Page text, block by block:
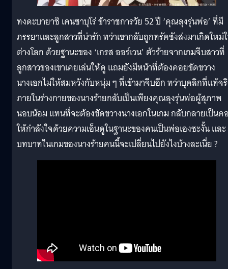
ทงดะบายาชิ เคนซาบุโร่ ข้าราชการวัย 52 ปี ‘คุณลุงรุ่นพ่อ’ ที่มี
ภรรยาและลูกสาวที่น่ารัก ทว่าเขากลับถูกทรัคซังส่งมาเกิดใหม่
ต่างโลก ด้วยฐานะของ ‘เกรส ออร์เวน’ ตัวร้ายจากเกมจีบสาวที่
ลูกสาวของเขาเคยเล่นให้ดู แถมยังมีหน้าที่ต้องคอยขัดขวาง
นางเอกไม่ให้สมหวังกับหนุ่ม ๆ ที่เข้ามาจีบอีก ทว่าบุคลิกที่แท้จ
ภายในร่างกายของนางร้ายกลับเป็นเพียงคุณลุงรุ่นพ่อผู้สุภาพ
นอบน้อม แทนที่จะต้องขัดขวางนางเอกในเกม กลับกลายเป็นค
ให้กำลังใจด้วยความเอ็นดูในฐานะของคนเป็นพ่อเองซะงั้น และ
บทบาทในเกมของนางร้ายคนนี้จะเปลี่ยนไปยังไงบ้างละเนี่ย ?